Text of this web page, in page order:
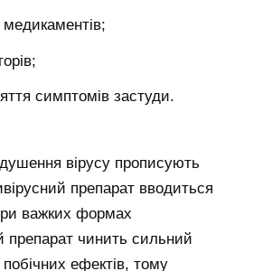
медикаментів;
симптомів застуди.
вірусу прописують
препарат вводиться
важких формах
чинить сильний
ефектів, тому